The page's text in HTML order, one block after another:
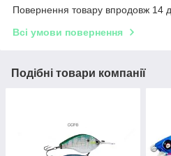
Повернення товару впродовж 14
Всі умови повернення
Подібні товари компанії